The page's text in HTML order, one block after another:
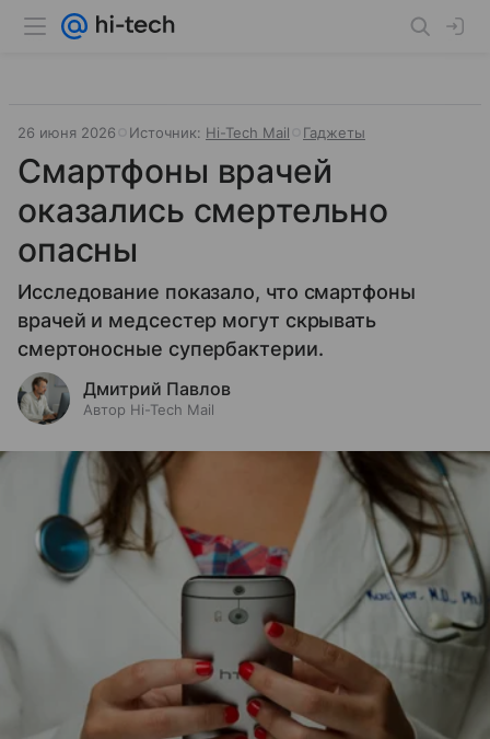
26 июня 2026 Источник: Hi-Tech Mail Гаджеты
Смартфоны врачей
оказались смертельно
опасны
Исследование показало, что смартфоны
врачей и медсестер могут скрывать
смертоносные супербактерии.
Дмитрий Павлов
Автор Hi-Tech Mail